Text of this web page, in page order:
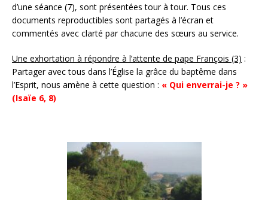
d’une séance (7), sont présentées tour à tour. Tous ces
documents reproductibles sont partagés à l’écran et
commentés avec clarté par chacune des sœurs au service.
Une exhortation à répondre à l’attente de pape François (3) :
Partager avec tous dans l’Église la grâce du baptême dans
l’Esprit, nous amène à cette question : « Qui enverrai-je ? »
(Isaïe 6, 8)